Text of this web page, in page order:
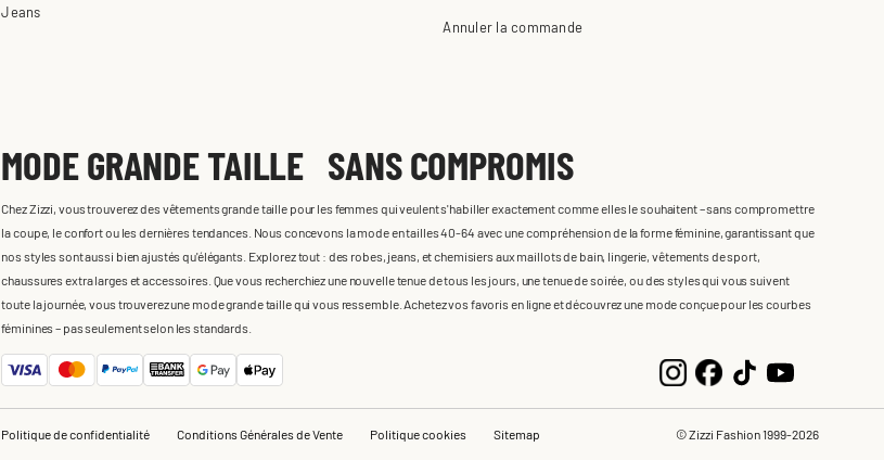
Jeans
Annuler la commande
MODE GRANDE TAILLE SANS COMPROMIS
Chez Zizzi, vous trouverez des vêtements grande taille pour les femmes qui veulent s'habiller exactement comme elles le souhaitent – sans compromettre
la coupe, le confort ou les dernières tendances. Nous concevons la mode en tailles 40-64 avec une compréhension de la forme féminine, garantissant que
nos styles sont aussi bien ajustés qu'élégants. Explorez tout : des robes, jeans, et chemisiers aux maillots de bain, lingerie, vêtements de sport,
chaussures extra larges et accessoires. Que vous recherchiez une nouvelle tenue de tous les jours, une tenue de soirée, ou des styles qui vous suivent
toute la journée, vous trouverez une mode grande taille qui vous ressemble. Achetez vos favoris en ligne et découvrez une mode conçue pour les courbes
féminines – pas seulement selon les standards.
Politique de confidentialité Conditions Générales de Vente Politique cookies Sitemap © Zizzi Fashion 1999-2026